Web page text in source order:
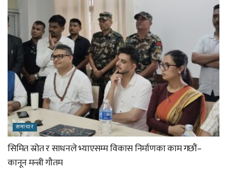
समाचार
सिमित स्रोत र साधनले भ्याएसम्म विकास निर्माणका काम गछौं–
कानून मन्त्री गौतम